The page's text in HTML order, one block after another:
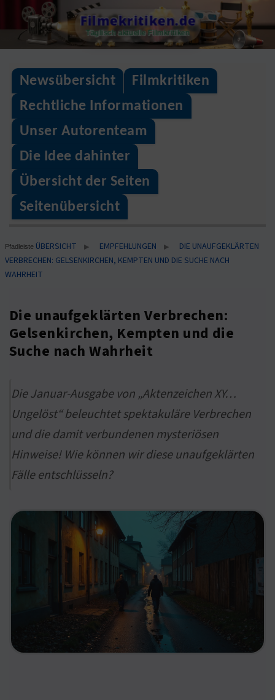
to
content
Filmekritiken.de
Täglisch aktuelle Filmkritiken
Newsübersicht
Filmkritiken
Rechtliche Informationen
Unser Autorenteam
Die Idee dahinter
Übersicht der Seiten
Seitenübersicht
Pfadleiste ÜBERSICHT ▶ EMPFEHLUNGEN ▶
DIE UNAUFGEKLÄRTEN
VERBRECHEN: GELSENKIRCHEN, KEMPTEN UND DIE SUCHE NACH
WAHRHEIT
Die unaufgeklärten Verbrechen:
Gelsenkirchen, Kempten und die
Suche nach Wahrheit
Die Januar-Ausgabe von „Aktenzeichen XY…
Ungelöst“ beleuchtet spektakuläre Verbrechen
und die damit verbundenen mysteriösen
Hinweise! Wie können wir diese unaufgeklärten
Fälle entschlüsseln?